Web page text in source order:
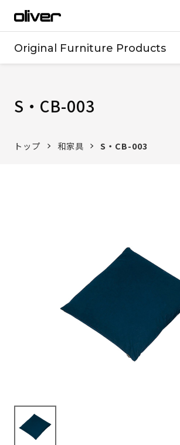
Original Furniture Products
S・CB-003
トップ 和家具 S・CB-003